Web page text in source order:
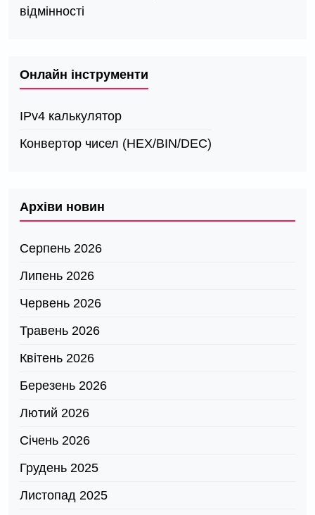
відмінності
Онлайн інструменти
IPv4 калькулятор
Конвертор чисел (HEX/BIN/DEC)
Архіви новин
Серпень 2026
Липень 2026
Червень 2026
Травень 2026
Квітень 2026
Березень 2026
Лютий 2026
Січень 2026
Грудень 2025
Листопад 2025